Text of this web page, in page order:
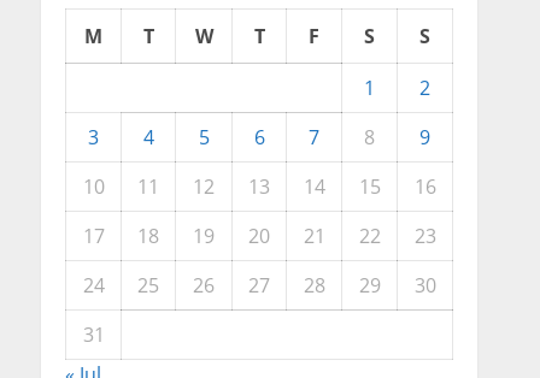
M T W T F S
S
1
2
3
4 5 6 7 8
9
10
11 12 13 14 15
16
17
18 19 20 21 22
23
24
25 26 27 28 29
30
31